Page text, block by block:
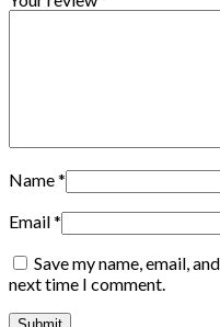
Name*
Email*
Save my name, email,
next time I comment.